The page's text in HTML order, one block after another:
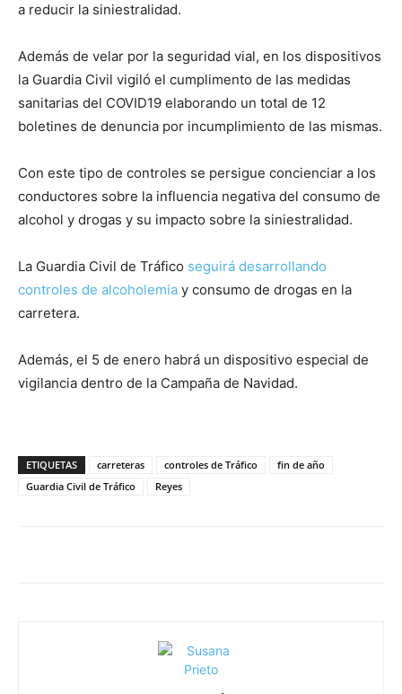
a reducir la siniestralidad.
Además de velar por la seguridad vial, en los dispositivos
la Guardia Civil vigiló el cumplimento de las medidas
sanitarias del COVID19 elaborando un total de 12
boletines de denuncia por incumplimiento de las mismas.
Con este tipo de controles se persigue concienciar a los
conductores sobre la influencia negativa del consumo de
alcohol y drogas y su impacto sobre la siniestralidad.
La Guardia Civil de Tráfico seguirá desarrollando
controles de alcoholemia y consumo de drogas en la
carretera.
Además, el 5 de enero habrá un dispositivo especial de
vigilancia dentro de la Campaña de Navidad.
ETIQUETAS carreteras controles de Tráfico
fin de año
Guardia Civil de Tráfico
Reyes